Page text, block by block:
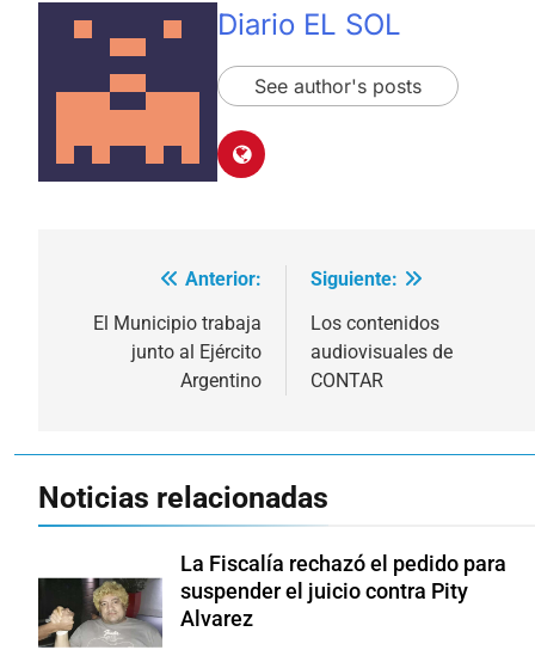
Diario EL SOL
See author's posts
Navegación
entradas
Anterior:
El Municipio trabaja
junto al Ejército
Argentino
Siguiente:
Los contenidos
audiovisuales de
CONTAR
Noticias relacionadas
La Fiscalía rechazó el pedido para
suspender el juicio contra Pity
Alvarez